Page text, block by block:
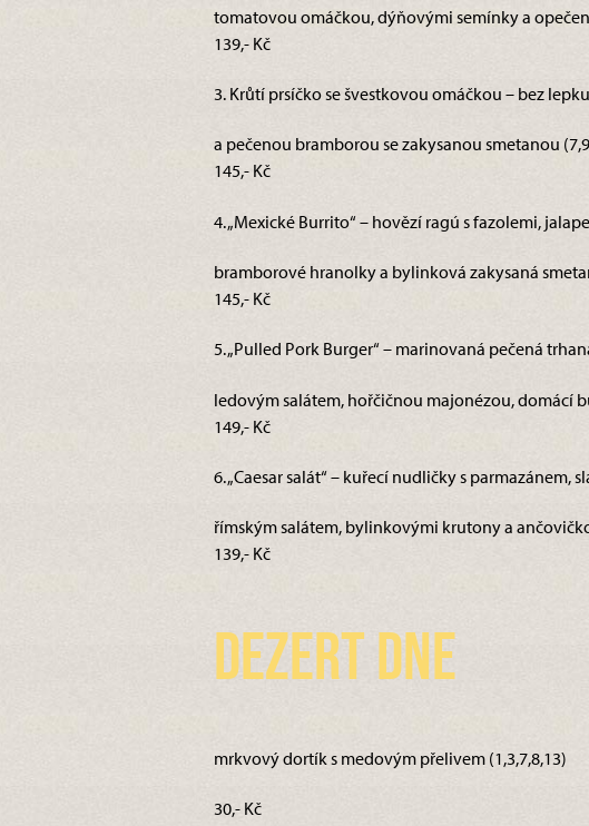
tomatovou omáčkou, dýňovými semínky a
139,- Kč
3. Krůtí prsíčko se švestkovou omáčkou – bez
a pečenou bramborou se zakysanou smetanou
145,- Kč
4. „Mexické Burrito“ – hovězí ragú s fazolemi,
bramborové hranolky a bylinková zakysaná
145,- Kč
5. „Pulled Pork Burger“ – marinovaná pečená
ledovým salátem, hořčičnou majonézou, domácí
149,- Kč
6. „Caesar salát“ – kuřecí nudličky s parmazánem,
římským salátem, bylinkovými krutony a
139,- Kč
Dezert dne
mrkvový dortík s medovým přelivem (1,3,7,8,13)
30,- Kč